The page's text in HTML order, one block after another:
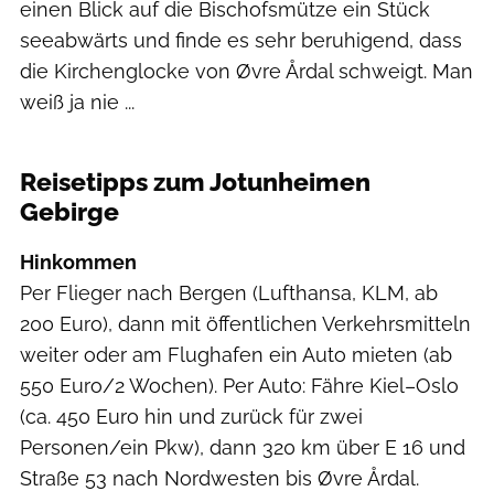
einen Blick auf die Bischofsmütze ein Stück
seeabwärts und finde es sehr beruhigend, dass
die Kirchenglocke von Øvre Årdal schweigt. Man
weiß ja nie ...
Reisetipps zum Jotunheimen
Gebirge
Hinkommen
Per Flieger nach Bergen (Lufthansa, KLM, ab
200 Euro), dann mit öffentlichen Verkehrsmitteln
weiter oder am Flughafen ein Auto mieten (ab
550 Euro/2 Wochen). Per Auto: Fähre Kiel–Oslo
(ca. 450 Euro hin und zurück für zwei
Personen/ein Pkw), dann 320 km über E 16 und
Straße 53 nach Nordwesten bis Øvre Årdal.